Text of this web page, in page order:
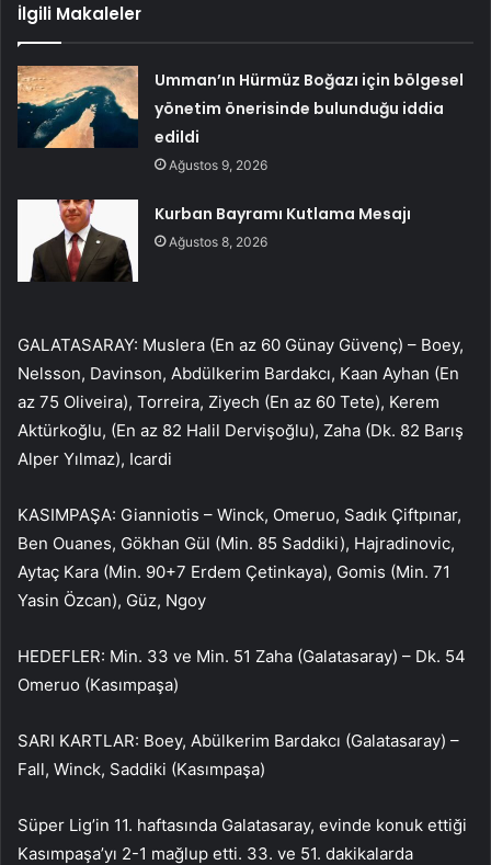
İlgili Makaleler
Umman’ın Hürmüz Boğazı için bölgesel
yönetim önerisinde bulunduğu iddia
edildi
Ağustos 9, 2026
Kurban Bayramı Kutlama Mesajı
Ağustos 8, 2026
GALATASARAY: Muslera (En az 60 Günay Güvenç) – Boey,
Nelsson, Davinson, Abdülkerim Bardakcı, Kaan Ayhan (En
az 75 Oliveira), Torreira, Ziyech (En az 60 Tete), Kerem
Aktürkoğlu, (En az 82 Halil Dervişoğlu), Zaha (Dk. 82 Barış
Alper Yılmaz), Icardi
KASIMPAŞA: Gianniotis – Winck, Omeruo, Sadık Çiftpınar,
Ben Ouanes, Gökhan Gül (Min. 85 Saddiki), Hajradinovic,
Aytaç Kara (Min. 90+7 Erdem Çetinkaya), Gomis (Min. 71
Yasin Özcan), Güz, Ngoy
HEDEFLER: Min. 33 ve Min. 51 Zaha (Galatasaray) – Dk. 54
Omeruo (Kasımpaşa)
SARI KARTLAR: Boey, Abülkerim Bardakcı (Galatasaray) –
Fall, Winck, Saddiki (Kasımpaşa)
Süper Lig’in 11. haftasında Galatasaray, evinde konuk ettiği
Kasımpaşa’yı 2-1 mağlup etti. 33. ve 51. dakikalarda